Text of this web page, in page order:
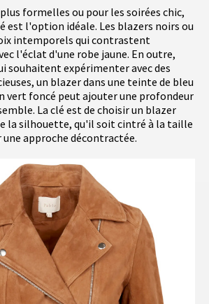
formelles ou pour les soirées chic,
est l'option idéale. Les blazers noirs ou
intemporels qui contrastent
l'éclat d'une robe jaune. En outre,
souhaitent expérimenter avec des
un blazer dans une teinte de bleu
vert foncé peut ajouter une profondeur
La clé est de choisir un blazer
la silhouette, qu'il soit cintré à la taille
approche décontractée.